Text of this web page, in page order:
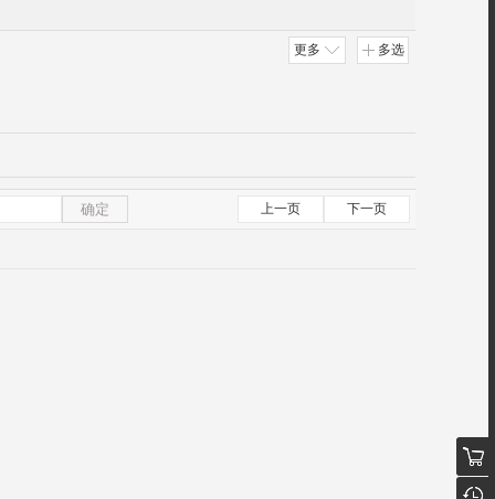
更多 多选
确定 上一页 下一页